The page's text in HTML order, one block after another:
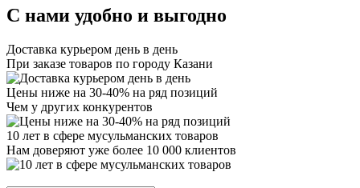
С нами удобно и выгодно
Доставка курьером день в день
При заказе товаров по городу Казани
Цены ниже на 30-40% на ряд позиций
Чем у других конкурентов
10 лет в сфере мусульманских товаров
Нам доверяют уже более 10 000 клиентов